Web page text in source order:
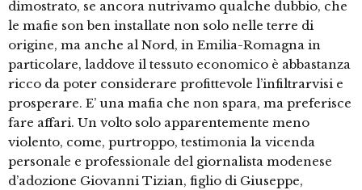
dimostrato, se ancora nutrivamo qualche dubbio, che
le mafie son ben installate non solo nelle terre di
origine, ma anche al Nord, in Emilia-Romagna in
particolare, laddove il tessuto economico è abbastanza
ricco da poter considerare profittevole l’infiltrarvisi e
prosperare. E’ una mafia che non spara, ma preferisce
fare affari. Un volto solo apparentemente meno
violento, come, purtroppo, testimonia la vicenda
personale e professionale del giornalista modenese
d’adozione Giovanni Tizian, figlio di Giuseppe,